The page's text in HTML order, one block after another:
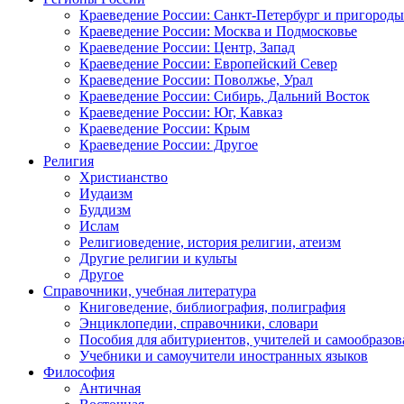
Краеведение России: Санкт-Петербург и пригороды
Краеведение России: Москва и Подмосковье
Краеведение России: Центр, Запад
Краеведение России: Европейский Север
Краеведение России: Поволжье, Урал
Краеведение России: Сибирь, Дальний Восток
Краеведение России: Юг, Кавказ
Краеведение России: Крым
Краеведение России: Другое
Религия
Христианство
Иудаизм
Буддизм
Ислам
Религиоведение, история религии, атеизм
Другие религии и культы
Другое
Справочники, учебная литература
Книговедение, библиография, полиграфия
Энциклопедии, справочники, словари
Пособия для абитуриентов, учителей и
Учебники и самоучители иностранных языков
Философия
Античная